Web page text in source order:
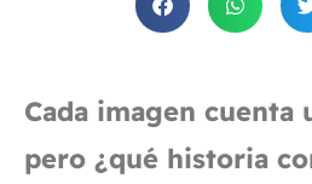
Cada imagen cuenta
pero ¿qué historia